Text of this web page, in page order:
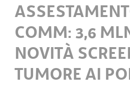
COMM: 3,6
NOVITÀ
TUMORE AI